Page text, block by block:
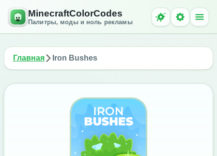
MinecraftColorCodes
Палитры, моды и ноль рекламы
Главная Iron Bushes